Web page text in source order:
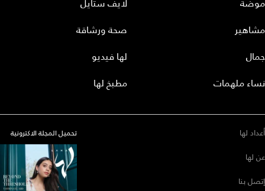
موضة
مشاهير
جمال
نساء ملهمات
لايف ستايل
صحة ورشاقة
لها فيديو
مطبخ لها
أعداد لها
عن لها
إتصل بنا
تحميل المجلة الاكترونية